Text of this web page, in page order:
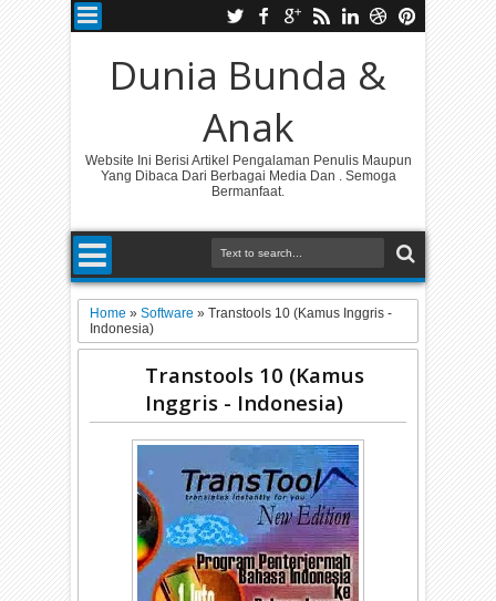
Dunia Bunda &
Anak
Website Ini Berisi Artikel Pengalaman Penulis Maupun
Yang Dibaca Dari Berbagai Media Dan . Semoga
Bermanfaat.
Home»Software»Transtools 10 (Kamus Inggris -
Indonesia)
Transtools 10 (Kamus
Inggris - Indonesia)